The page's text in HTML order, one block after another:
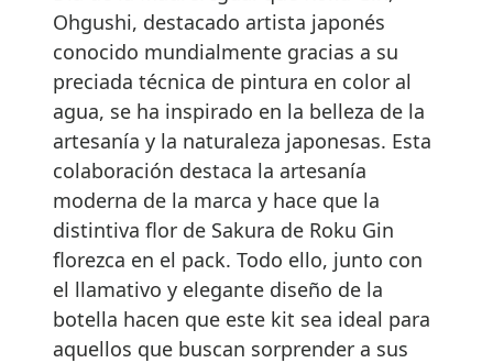
Ohgushi, destacado artista japonés
conocido mundialmente gracias a su
preciada técnica de pintura en color al
agua, se ha inspirado en la belleza de la
artesanía y la naturaleza japonesas. Esta
colaboración destaca la artesanía
moderna de la marca y hace que la
distintiva flor de Sakura de Roku Gin
florezca en el pack. Todo ello, junto con
el llamativo y elegante diseño de la
botella hacen que este kit sea ideal para
aquellos que buscan sorprender a sus